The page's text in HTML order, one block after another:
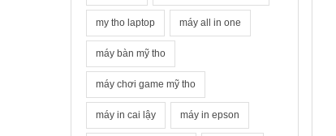
my tho laptop máy all in one
máy bàn mỹ tho
máy chơi game mỹ tho
máy in cai lậy máy in epson